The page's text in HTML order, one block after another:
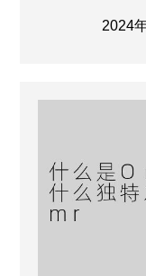
2024